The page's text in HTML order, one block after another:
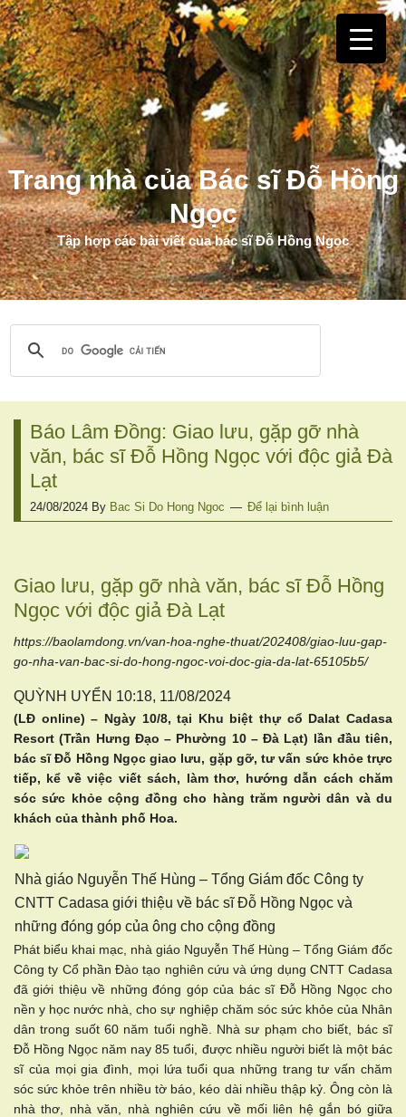
Trang nhà của Bác sĩ Đỗ Hồng
Ngọc
Tập hợp các bài viết của bác sĩ Đỗ Hồng Ngọc
Báo Lâm Đồng: Giao lưu, gặp gỡ nhà
văn, bác sĩ Đỗ Hồng Ngọc với độc giả Đà
Lạt
24/08/2024 By Bac Si Do Hong Ngoc Để lại bình luận
Giao lưu, gặp gỡ nhà văn, bác sĩ Đỗ Hồng
Ngọc với độc giả Đà Lạt
https://baolamdong.vn/van-hoa-nghe-thuat/202408/giao-luu-gap-
go-nha-van-bac-si-do-hong-ngoc-voi-doc-gia-da-lat-65105b5/
QUỲNH UYỂN 10:18, 11/08/2024
(LĐ online) – Ngày 10/8, tại Khu biệt thự cổ Dalat Cadasa
Resort (Trần Hưng Đạo – Phường 10 – Đà Lạt) lần đầu tiên,
bác sĩ Đỗ Hồng Ngọc giao lưu, gặp gỡ, tư vấn sức khỏe trực
tiếp, kể về việc viết sách, làm thơ, hướng dẫn cách chăm
sóc sức khỏe cộng đồng cho hàng trăm người dân và du
khách của thành phố Hoa.
Nhà giáo Nguyễn Thế Hùng – Tổng Giám đốc Công ty
CNTT Cadasa giới thiệu về bác sĩ Đỗ Hồng Ngọc và
những đóng góp của ông cho cộng đồng
Phát biểu khai mạc, nhà giáo Nguyễn Thế Hùng – Tổng Giám đốc
Công ty Cổ phần Đào tạo nghiên cứu và ứng dụng CNTT Cadasa
đã giới thiệu về những đóng góp của bác sĩ Đỗ Hồng Ngọc cho
nền y học nước nhà, cho sự nghiệp chăm sóc sức khỏe của Nhân
dân trong suốt 60 năm tuổi nghề. Nhà sư phạm cho biết, bác sĩ
Đỗ Hồng Ngọc năm nay 85 tuổi, được nhiều người biết là một bác
sĩ của mọi gia đình, mọi lứa tuổi qua những trang tư vấn chăm
sóc sức khỏe trên nhiều tờ báo, kéo dài nhiều thập kỷ. Ông còn là
nhà thơ, nhà văn, nhà nghiên cứu về mối liên hệ gắn bó giữa